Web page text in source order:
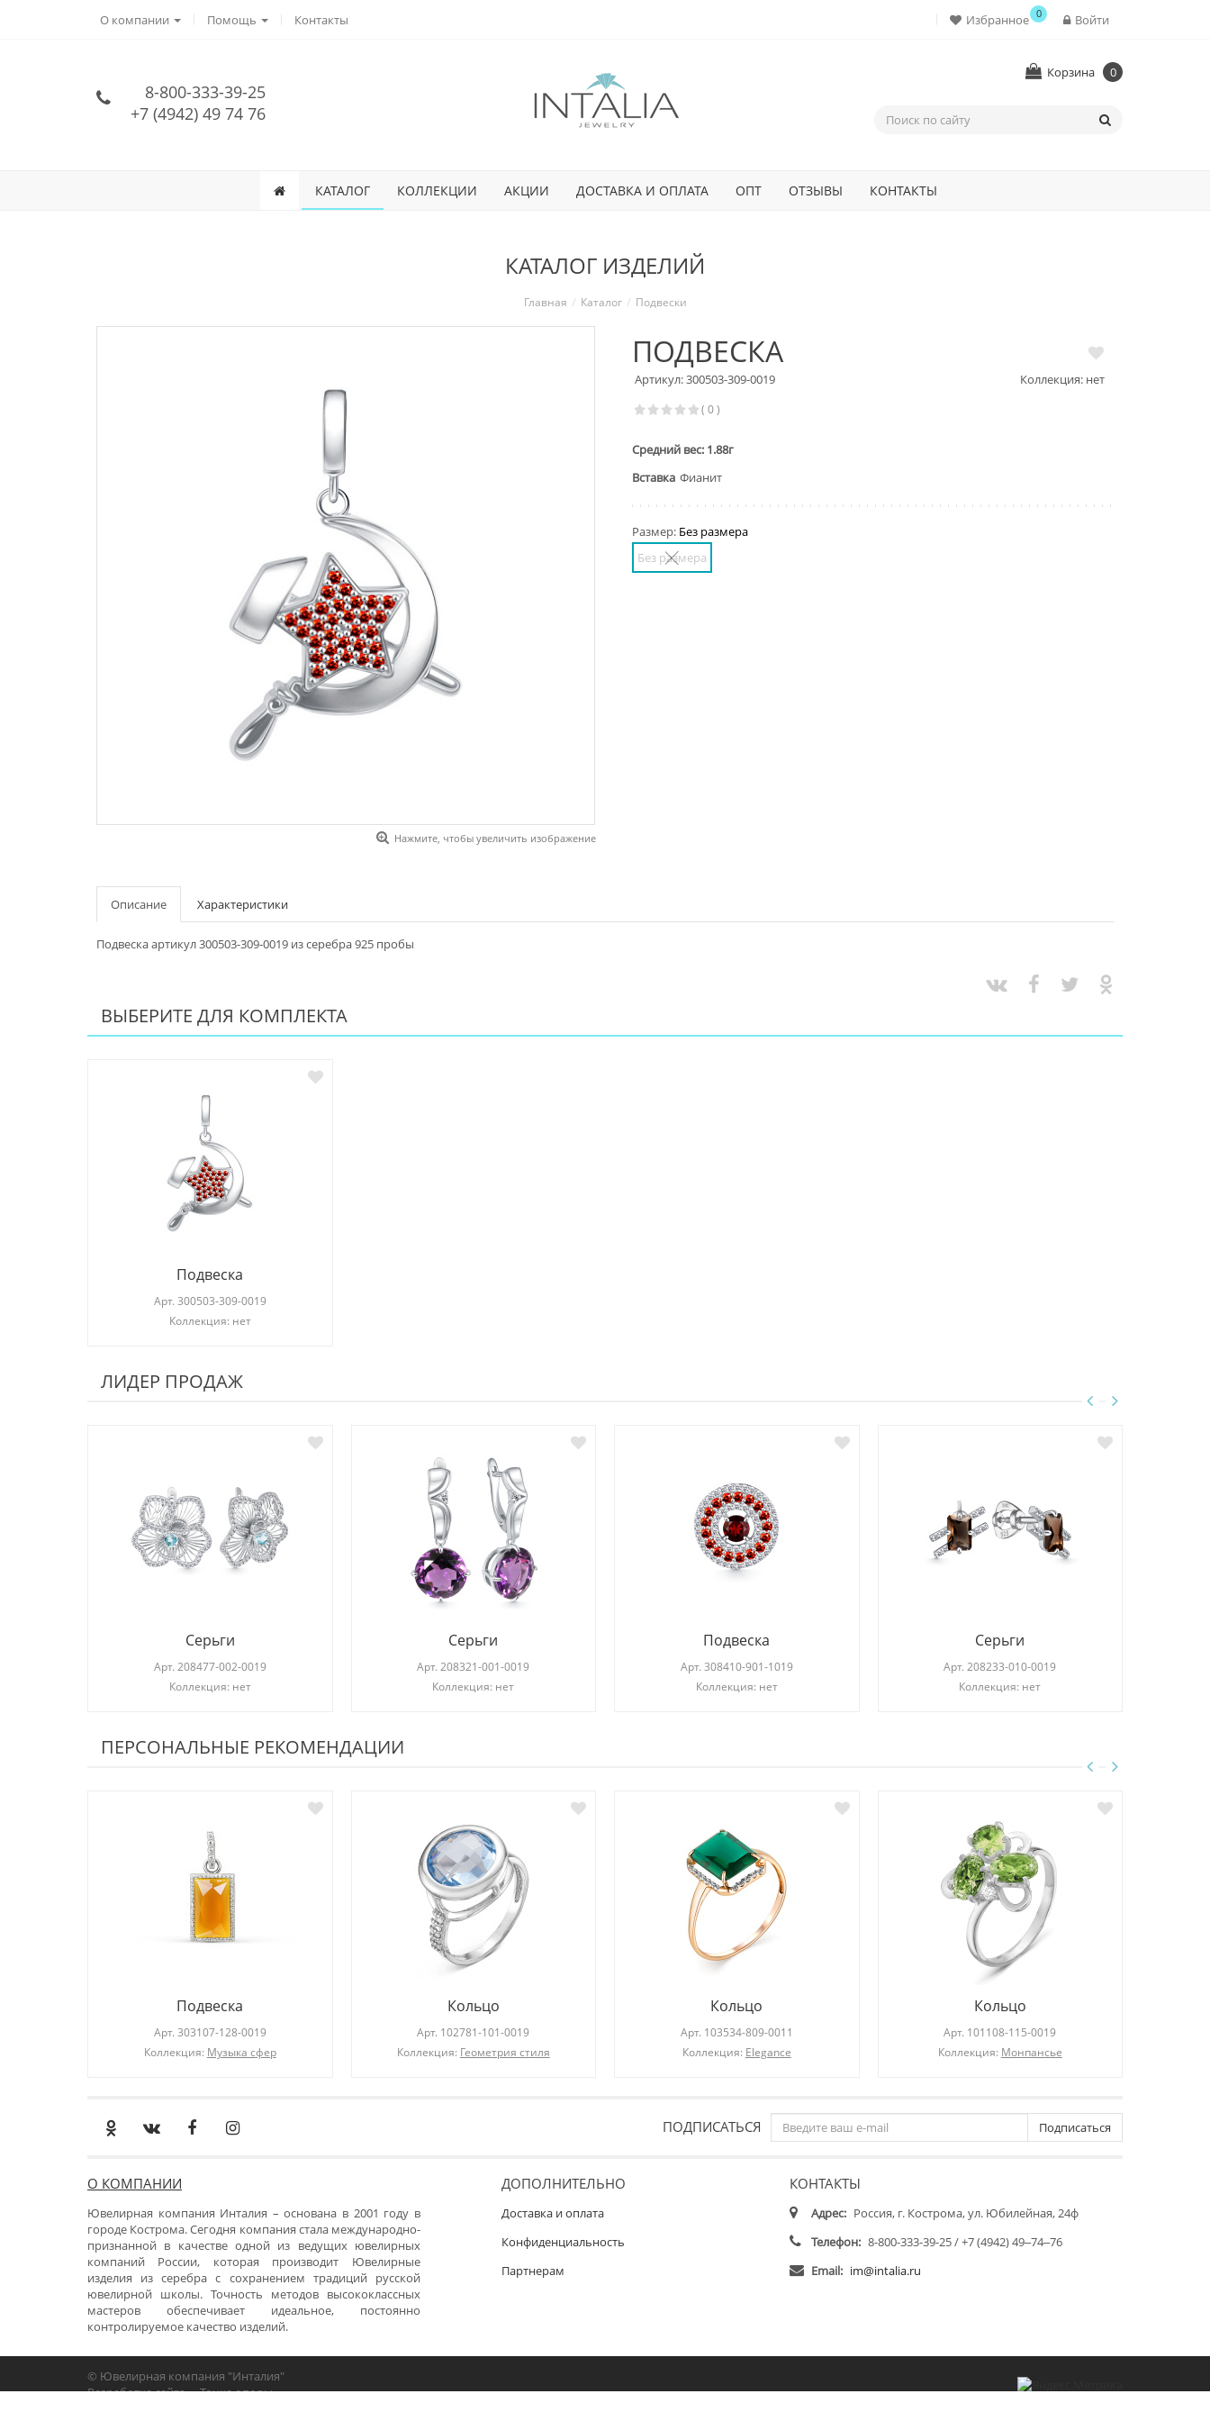
О компании Помощь Контакты Войти
Избранное 0
8-800-333-39-25
+7 (4942) 49 74 76
Корзина 0
КАТАЛОГ КОЛЛЕКЦИИ АКЦИИ ДОСТАВКА И ОПЛАТА ОПТ ОТЗЫВЫ КОНТАКТЫ
КАТАЛОГ ИЗДЕЛИЙ
Главная Каталог Подвески
ПОДВЕСКА
Нажмите, чтобы увеличить изображение
Артикул: 300503-309-0019 Коллекция: нет
( 0 )
Средний вес: 1.88г
Вставка Фианит
Размер: Без размера
Без размера
Описание Характеристики
Подвеска артикул 300503-309-0019 из серебра 925 пробы
ВЫБЕРИТЕ ДЛЯ КОМПЛЕКТА
Подвеска
Арт. 300503-309-0019
Коллекция: нет
ЛИДЕР ПРОДАЖ
Серьги
Арт. 208477-002-0019
Коллекция: нет
Серьги
Арт.208321-001-0019
Коллекция: нет
Подвеска
Арт. 308410-901-1019
Коллекция: нет
Серьги
Арт.208233-010-0019
Коллекция: нет
ПЕРСОНАЛЬНЫЕ РЕКОМЕНДАЦИИ
Подвеска
Арт. 303107-128-0019
Коллекция: Музыка сфер
Кольцо
Арт. 102781-101-0019
Коллекция: Геометрия стиля
Кольцо
Арт. 103534-809-0011
Коллекция: Elegance
Кольцо
Арт. 101108-115-0019
Коллекция: Монпансье
ПОДПИСАТЬСЯ Подписаться
О КОМПАНИИ
Ювелирная компания Инталия – основана в 2001 году в
городе Кострома. Сегодня компания стала международно-
признанной в качестве одной из ведущих ювелирных
компаний России, которая производит Ювелирные
изделия из серебра с сохранением традиций русской
ювелирной школы. Точность методов высококлассных
мастеров обеспечивает идеальное, постоянно
контролируемое качество изделий.
ДОПОЛНИТЕЛЬНО
Доставка и оплата
Конфиденциальность
Партнерам
КОНТАКТЫ
Адрес: Россия, г. Кострома, ул. Юбилейная, 24ф
Телефон: 8-800-333-39-25 / +7 (4942) 49‒74‒76
Email: im@intalia.ru
© Ювелирная компания "Инталия"
Разработка сайта -«Точка опоры»